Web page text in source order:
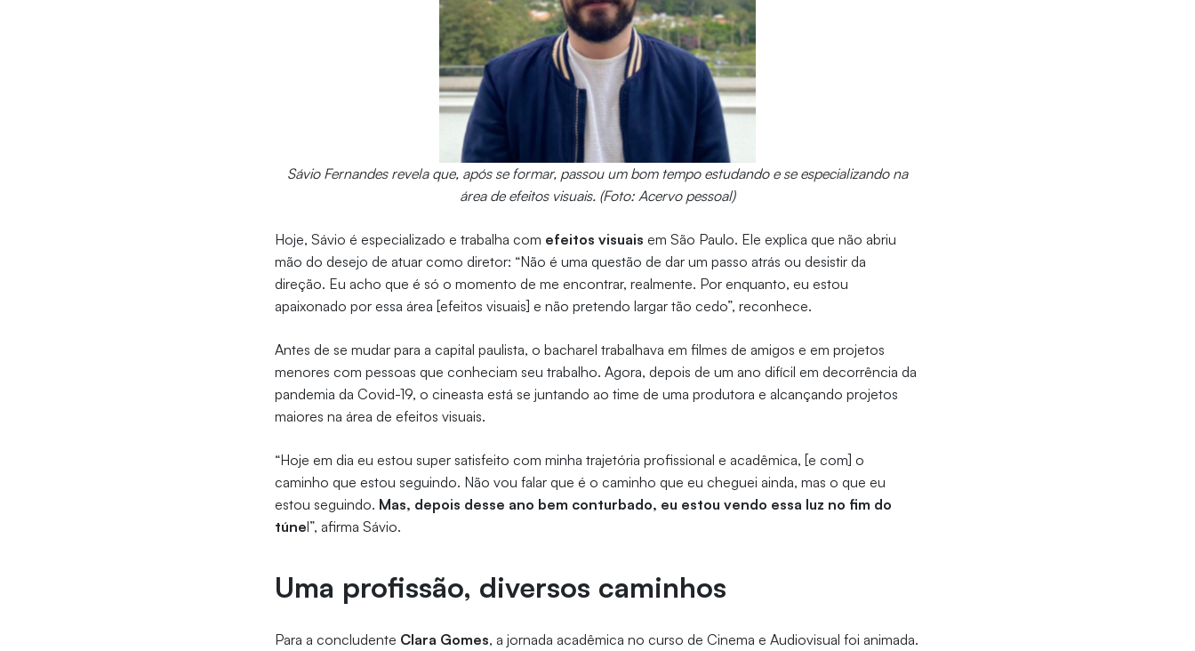
Sávio Fernandes revela que, após se formar, passou um bom tempo estudando e se especializando na
área de efeitos visuais. (Foto: Acervo pessoal)
Hoje, Sávio é especializado e trabalha com efeitos visuais em São Paulo. Ele explica que não abriu
mão do desejo de atuar como diretor: “Não é uma questão de dar um passo atrás ou desistir da
direção. Eu acho que é só o momento de me encontrar, realmente. Por enquanto, eu estou
apaixonado por essa área [efeitos visuais] e não pretendo largar tão cedo”, reconhece.
Antes de se mudar para a capital paulista, o bacharel trabalhava em filmes de amigos e em projetos
menores com pessoas que conheciam seu trabalho. Agora, depois de um ano difícil em decorrência da
pandemia da Covid-19, o cineasta está se juntando ao time de uma produtora e alcançando projetos
maiores na área de efeitos visuais.
“Hoje em dia eu estou super satisfeito com minha trajetória profissional e acadêmica, [e com] o
caminho que estou seguindo. Não vou falar que é o caminho que eu cheguei ainda, mas o que eu
estou seguindo. Mas, depois desse ano bem conturbado, eu estou vendo essa luz no fim do
túnel”, afirma Sávio.
Uma profissão, diversos caminhos
Para a concludente Clara Gomes, a jornada acadêmica no curso de Cinema e Audiovisual foi animada.